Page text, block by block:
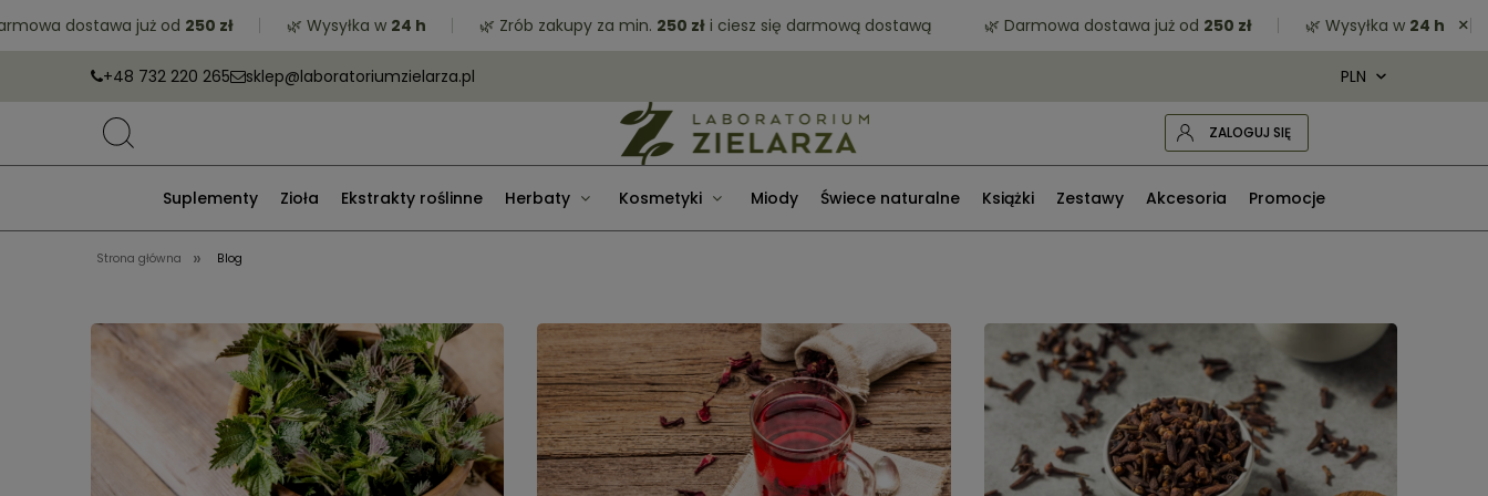
dostawa już od250 zł 🌿 Wysyłka w24 h 🌿 Zrób zakupy za min. 250 złi ciesz się darmową dostawą 🌿 Darmowa dostawa już od250 zł 🌿 Wysyłka w24 h 🌿 ×
+48 732 220 265 sklep@laboratoriumzielarza.pl
ZALOGUJ SIĘ
Suplementy Zioła Ekstrakty roślinne Herbaty Kosmetyki Miody Świece naturalne Książki Zestawy Akcesoria Promocje
Strona główna » Blog